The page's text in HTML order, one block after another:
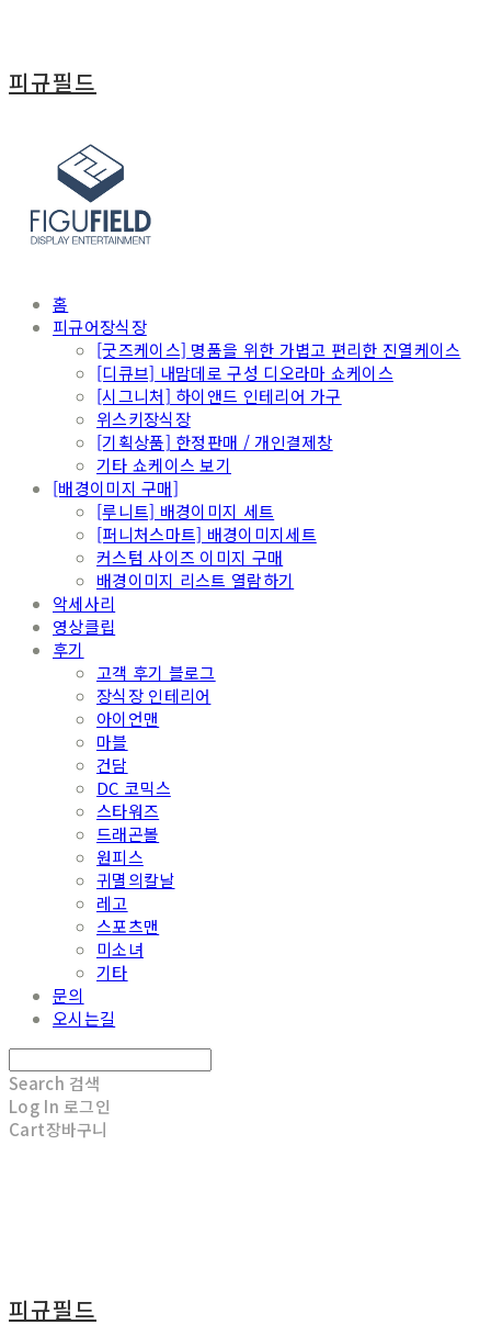
피규필드
홈
피규어장식장
[굿즈케이스] 명품을 위한 가볍고 편리한 진열케이스
[디큐브] 내맘데로 구성 디오라마 쇼케이스
[시그니처] 하이앤드 인테리어 가구
위스키장식장
[기획상품] 한정판매 / 개인결제창
기타 쇼케이스 보기
[배경이미지 구매]
[루니트] 배경이미지 세트
[퍼니처스마트] 배경이미지세트
커스텀 사이즈 이미지 구매
배경이미지 리스트 열람하기
악세사리
영상클립
후기
고객 후기 블로그
장식장 인테리어
아이언맨
마블
건담
DC 코믹스
스타워즈
드래곤볼
원피스
귀멸의칼날
레고
스포츠맨
미소녀
기타
문의
오시는길
Search 검색
Log In 로그인
Cart장바구니
피규필드